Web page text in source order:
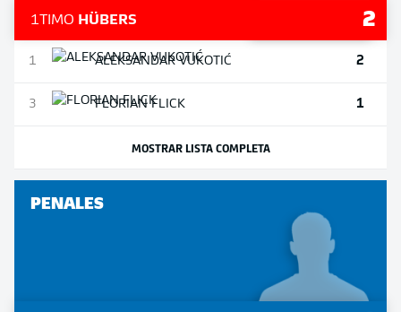
1TIMO HÜBERS 2
1 ALEKSANDARVUKOTIĆ 2
3 FLORIANFLICK 1
MOSTRAR LISTA COMPLETA
PENALES